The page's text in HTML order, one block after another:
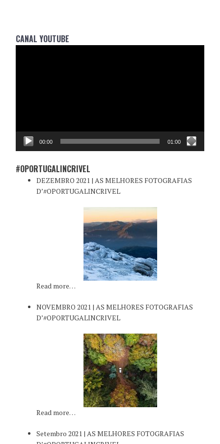
CANAL YOUTUBE
00:00 01:00
#OPORTUGALINCRIVEL
DEZEMBRO 2021 | AS MELHORES FOTOGRAFIAS
D’#OPORTUGALINCRIVEL
Read more…
NOVEMBRO 2021 | AS MELHORES FOTOGRAFIAS
D’#OPORTUGALINCRIVEL
Read more…
Setembro 2021 | AS MELHORES FOTOGRAFIAS